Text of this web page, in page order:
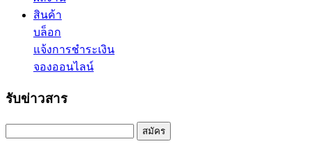
สินค้า
บล็อก
แจ้งการชำระเงิน
จองออนไลน์
รับข่าวสาร
สมัคร